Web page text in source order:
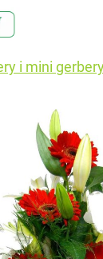
i mini